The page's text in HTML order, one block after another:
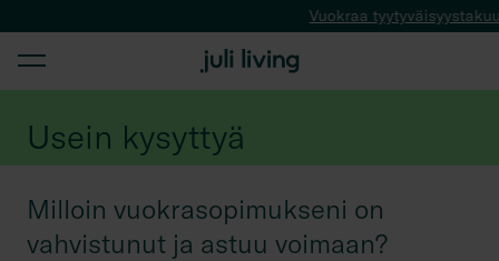
Vuokraa tyytyväisyystakuulla
Usein kysyttyä
Milloin vuokrasopimukseni on
vahvistunut ja astuu voimaan?